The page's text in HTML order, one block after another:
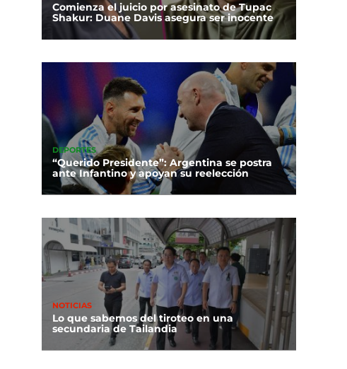
Comienza el juicio por asesinato de Tupac
Shakur: Duane Davis asegura ser inocente
DEPORTES
“Querido Presidente”: Argentina se postra
ante Infantino y apoyan su reelección
NOTICIAS
Lo que sabemos del tiroteo en una
secundaria de Tailandia